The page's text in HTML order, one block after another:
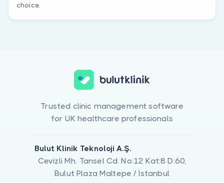
choice.
Trusted clinic management software
for UK healthcare professionals
Bulut Klinik Teknoloji A.Ş.
Cevizli Mh. Tansel Cd. No:12 Kat:8 D:60,
Bulut Plaza Maltepe / İstanbul